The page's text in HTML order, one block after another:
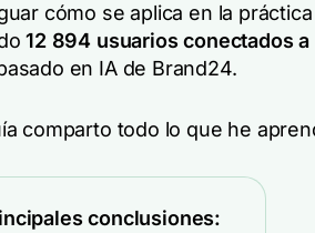
cómo se aplica en la
12 894 usuarios conectados
en IA de Brand24.
comparto todo lo que he
conclusiones: